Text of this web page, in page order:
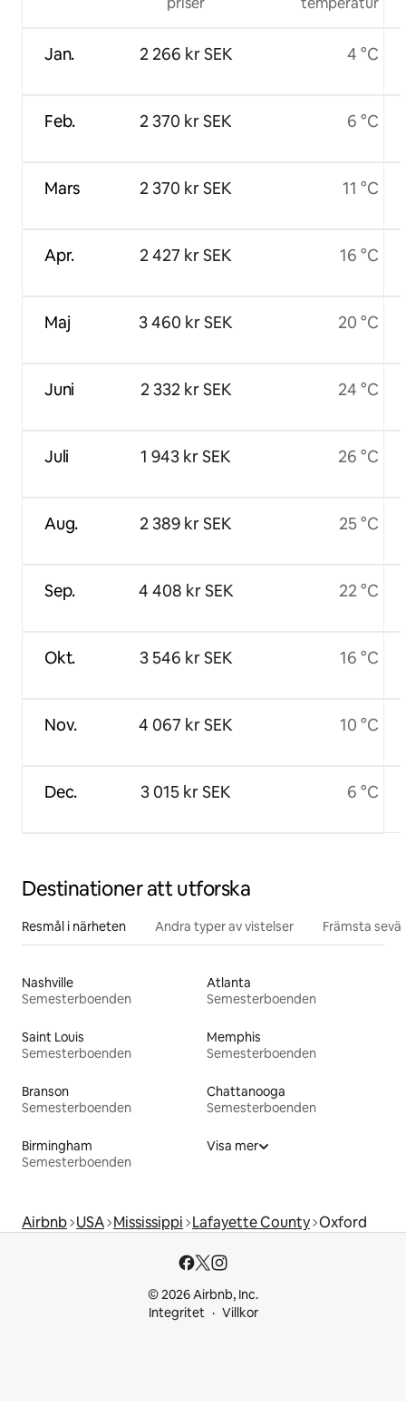
Jan.
Feb.
Mars
Apr.
Maj
Juni
Juli
Aug.
Sep.
Okt.
Nov.
Dec.
2 266 kr SEK
2 370 kr SEK
2 370 kr SEK
2 427 kr SEK
3 460 kr SEK
2 332 kr SEK
1 943 kr SEK
2 389 kr SEK
4 408 kr SEK
3 546 kr SEK
4 067 kr SEK
3 015 kr SEK
4 °C
6 °C
11 °C
16 °C
20 °C
24 °C
26 °C
25 °C
22 °C
16 °C
10 °C
6 °C
Destinationer att utforska
Resmål i närheten Andra typer av vistelser Främsta
Nashville
Semesterboenden
Atlanta
Semesterboenden
Saint Louis
Semesterboenden
Memphis
Semesterboenden
Branson
Semesterboenden
Chattanooga
Semesterboenden
Birmingham
Semesterboenden
Visa mer
Airbnb USA Mississippi Lafayette County Oxford
© 2026 Airbnb, Inc.
Integritet
Villkor